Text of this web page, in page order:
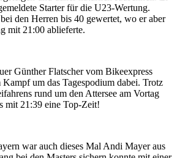
Starter für die U23-Wertung.
den Herren bis 40 gewertet, wo er aber
mit 21:00 ablieferte.
Günther Flatscher vom Bikeexpress
Kampf um das Tagespodium dabei. Trotz
rund um den Attersee am Vortag
mit 21:39 eine Top-Zeit!
war auch dieses Mal Andi Mayer aus